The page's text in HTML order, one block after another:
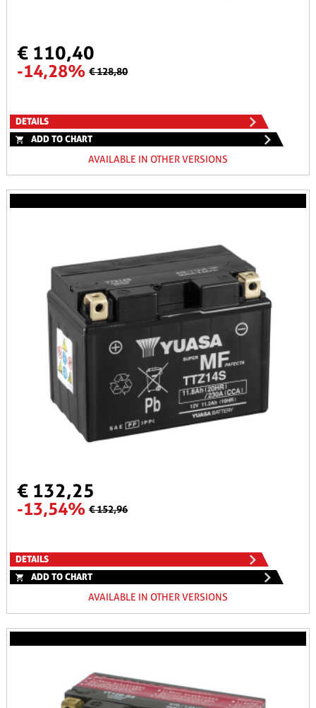
€ 110,40
-14,28% € 128,80
DETAILS
ADD TO CHART
AVAILABLE IN OTHER VERSIONS
€ 132,25
-13,54% € 152,96
DETAILS
ADD TO CHART
AVAILABLE IN OTHER VERSIONS